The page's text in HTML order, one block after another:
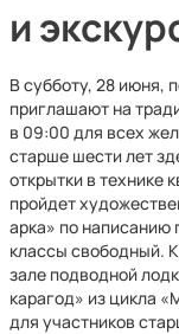
и
В субботу, 28 июня,
приглашают на
в 09:00 для всех
старше шести лет
открытки в технике
пройдет
арка» по написанию
классы свободный.
зале подводной
карагод» из цикла
для участников